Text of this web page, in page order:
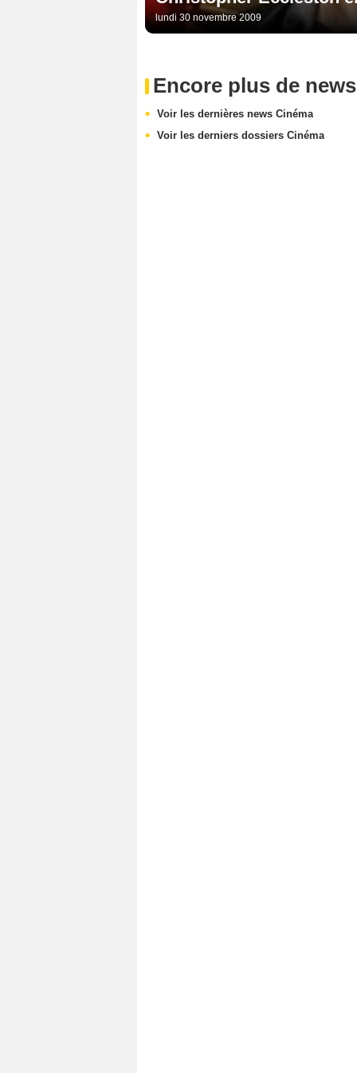
lundi 30 novembre 2009
Encore plus de
Voir les dernières news Cinéma
Voir les derniers dossiers Cinéma